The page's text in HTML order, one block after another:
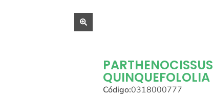
PARTHENOCISSUS
QUINQUEFOLOLIA
Código:0318000777